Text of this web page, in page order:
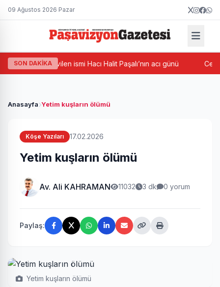
09 Ağustos 2026 Pazar
SON DAKİKAsevilen ismi Hacı Halit Paşalı’nın acı günü
Anasayfa Yetim kuşların ölümü
Köşe Yazıları 17.02.2026
Yetim kuşların ölümü
Av. Ali KAHRAMAN 11032 3 dk 0 yorum
Paylaş:
Yetim kuşların ölümü